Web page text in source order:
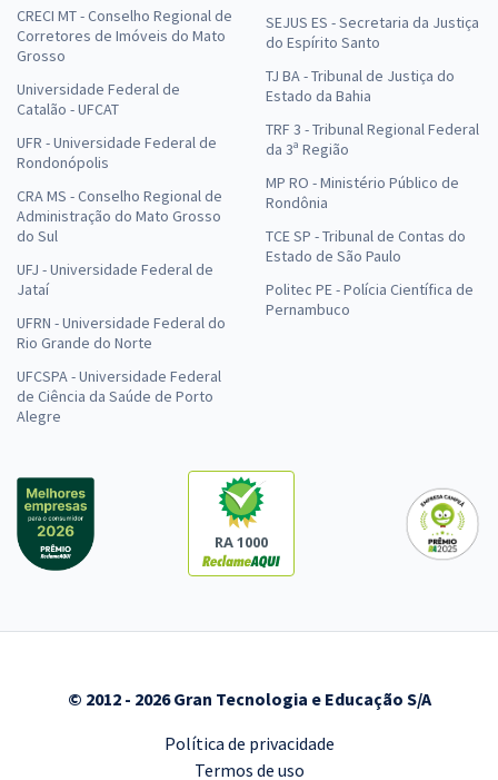
CRECI MT - Conselho Regional de
Corretores de Imóveis do Mato
Grosso
Universidade Federal de
Catalão - UFCAT
UFR - Universidade Federal de
Rondonópolis
CRA MS - Conselho Regional de
Administração do Mato Grosso
do Sul
UFJ - Universidade Federal de
Jataí
UFRN - Universidade Federal do
Rio Grande do Norte
UFCSPA - Universidade Federal
de Ciência da Saúde de Porto
Alegre
SEJUS ES - Secretaria da Justiça
do Espírito Santo
TJ BA - Tribunal de Justiça do
Estado da Bahia
TRF 3 - Tribunal Regional Federal
da 3ª Região
MP RO - Ministério Público de
Rondônia
TCE SP - Tribunal de Contas do
Estado de São Paulo
Politec PE - Polícia Científica de
Pernambuco
RA 1000
© 2012 - 2026 Gran Tecnologia e Educação S/A
Política de privacidade
Termos de uso